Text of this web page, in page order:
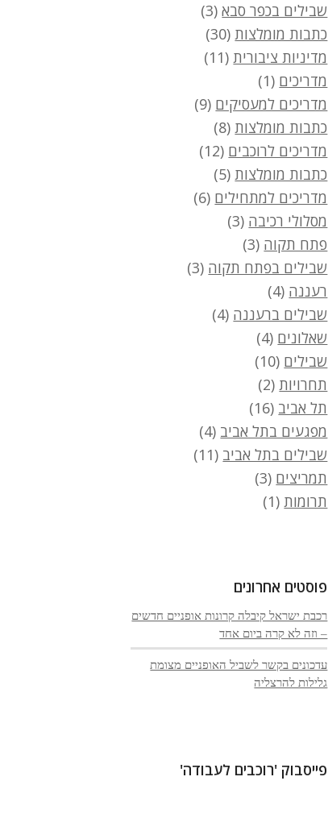
שבילים בכפר סבא(3)
כתבות מומלצות(30)
מדיניות ציבורית(11)
מדריכים (1)
מדריכים למעסיקים (9)
כתבות מומלצות(8)
מדריכים לרוכבים (12)
כתבות מומלצות(5)
מדריכים למתחילים (6)
מסלולי רכיבה (3)
פתח תקוה (3)
שבילים בפתח תקוה (3)
רעננה (4)
שבילים ברעננה (4)
שאלונים (4)
שבילים (10)
תחרויות(2)
תל אביב (16)
מפגעים בתל אביב (4)
שבילים בתל אביב (11)
תמריצים (3)
תרומות(1)
פוסטים אחרונים
רכבת ישראל קיבלה קרונות אופניים חדשים
– וזה לא קרה ביום אחד
עדכונים בקשר לשביל האופניים מצומת
גלילות להרצליה
פייסבוק 'רוכבים לעבודה'